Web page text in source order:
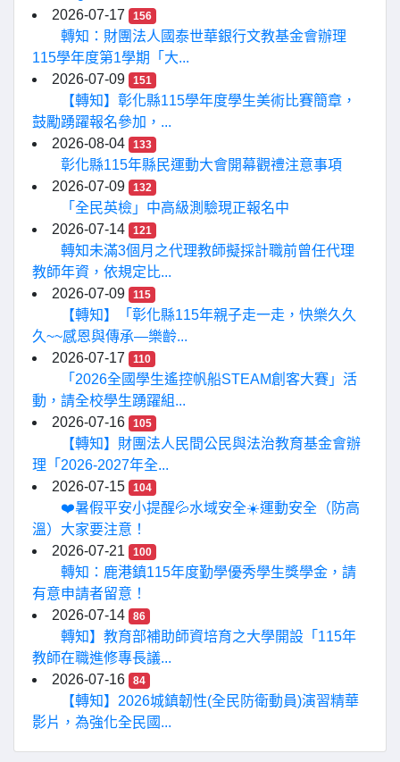
2026-07-17
156
轉知：財團法人國泰世華銀行文教基金會辦理
115學年度第1學期「大...
2026-07-09
151
【轉知】彰化縣115學年度學生美術比賽簡章，
鼓勵踴躍報名參加，...
2026-08-04
133
彰化縣115年縣民運動大會開幕觀禮注意事項
2026-07-09
132
「全民英檢」中高級測驗現正報名中
2026-07-14
121
轉知未滿3個月之代理教師擬採計職前曾任代理
教師年資，依規定比...
2026-07-09
115
【轉知】「彰化縣115年親子走一走，快樂久久
久~~感恩與傳承—樂齡...
2026-07-17
110
「2026全國學生遙控帆船STEAM創客大賽」活
動，請全校學生踴躍組...
2026-07-16
105
【轉知】財團法人民間公民與法治教育基金會辦
理「2026-2027年全...
2026-07-15
104
❤️暑假平安小提醒💦水域安全☀️運動安全（防高
溫）大家要注意！
2026-07-21
100
轉知：鹿港鎮115年度勤學優秀學生獎學金，請
有意申請者留意！
2026-07-14
86
轉知】教育部補助師資培育之大學開設「115年
教師在職進修專長議...
2026-07-16
84
【轉知】2026城鎮韌性(全民防衛動員)演習精華
影片，為強化全民國...